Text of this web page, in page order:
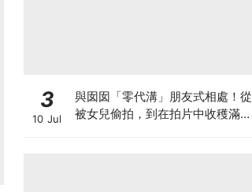
3
10 Jul
與囡囡「零代溝」朋友式相處！從
被女兒偷拍，到在拍片中收穫滿足